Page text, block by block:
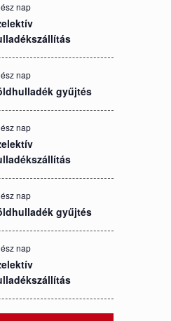
nap
nap
gyűjtés
nap
nap
gyűjtés
nap